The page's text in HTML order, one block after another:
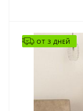
ОТ 3 ДНЕЙ